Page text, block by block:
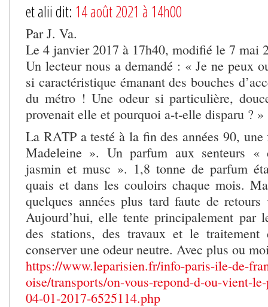
et alii dit: 14 août 2021 à 14h00
Par J. Va.
Le 4 janvier 2017 à 17h40, modifié le 7 mai
Un lecteur nous a demandé : « Je ne peux
si caractéristique émanant des bouches
du métro ! Une odeur si particulière,
provenait elle et pourquoi a-t-elle disparu ? »
La RATP a testé à la fin des années 90, une
Madeleine ». Un parfum aux senteurs «
jasmin et musc ». 1,8 tonne de parfum
quais et dans les couloirs chaque mois.
quelques années plus tard faute de retours
Aujourd’hui, elle tente principalement par
des stations, des travaux et le traitement
conserver une odeur neutre. Avec plus ou
https://www.leparisien.fr/info-paris-ile-de-
oise/transports/on-vous-repond-d-ou-vient-
04-01-2017-6525114.php